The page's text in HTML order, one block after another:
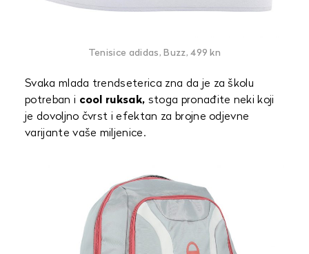
Tenisice adidas, Buzz, 499 kn
Svaka mlada trendseterica zna da je za školu
potreban i cool ruksak, stoga pronađite neki koji
je dovoljno čvrst i efektan za brojne odjevne
varijante vaše miljenice.